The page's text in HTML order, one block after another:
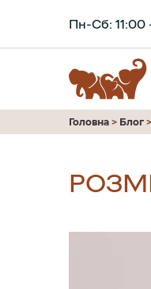
Пн-Сб: 11:00
Головна > Блог >